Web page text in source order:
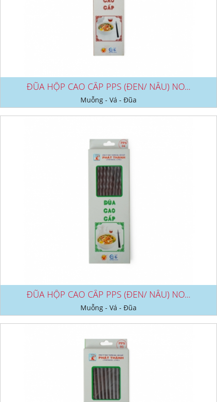
ĐŨA HỘP CAO CẤP PPS (ĐEN/ NÂU) NO...
Muỗng - Vá - Đũa
ĐŨA HỘP CAO CẤP PPS (ĐEN/ NÂU) NO...
Muỗng - Vá - Đũa